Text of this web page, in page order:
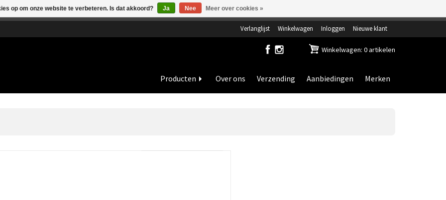
Verlanglijst Winkelwagen Inloggen Nieuwe klant
Winkelwagen: 0 artikelen
Producten Over ons Verzending Aanbiedingen Merken
op om onze website te verbeteren. Is dat akkoord? Ja Nee Meer over cookies »
vakantieperiode zijn wij in juli en augustus op dinsdag en woensdag gesloten.